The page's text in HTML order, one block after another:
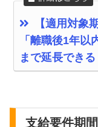
【適用対象
「離職後1年以
まで延長できる
支給要件期